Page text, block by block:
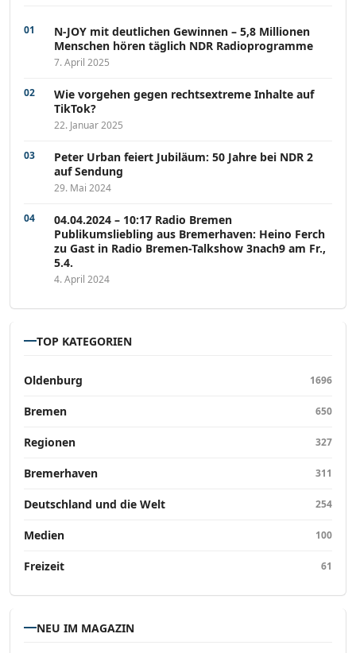
N-JOY mit deutlichen Gewinnen – 5,8 Millionen
Menschen hören täglich NDR Radioprogramme
7. April 2025
Wie vorgehen gegen rechtsextreme Inhalte auf
TikTok?
22. Januar 2025
Peter Urban feiert Jubiläum: 50 Jahre bei NDR 2
auf Sendung
29. Mai 2024
04.04.2024 – 10:17 Radio Bremen
Publikumsliebling aus Bremerhaven: Heino Ferch
zu Gast in Radio Bremen-Talkshow 3nach9 am Fr.,
5.4.
4. April 2024
TOP KATEGORIEN
Oldenburg 1696
Bremen 650
Regionen 327
Bremerhaven 311
Deutschland und die Welt 254
Medien 100
Freizeit 61
NEU IM MAGAZIN